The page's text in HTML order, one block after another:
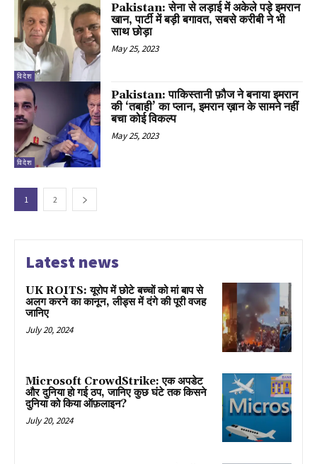
विदेश
Pakistan: सेना से लड़ाई में अकेले पड़े इमरान
खान, पार्टी में बड़ी बगावत, सबसे करीबी ने भी
साथ छोड़ा
May 25, 2023
विदेश
Pakistan: पाकिस्तानी फ़ौज ने बनाया इमरान
की ‘तबाही’ का प्लान, इमरान ख़ान के सामने नहीं
बचा कोई विकल्प
May 25, 2023
1 2
Latest news
UK ROITS: यूरोप में छोटे बच्चों को मां बाप से
अलग करने का कानून, लीड्स में दंगे की पूरी वजह
जानिए
July 20, 2024
Microsoft CrowdStrike: एक अपडेट
और दुनिया हो गई ठप, जानिए कुछ घंटे तक किसने
दुनिया को किया ऑफ़लाइन?
July 20, 2024